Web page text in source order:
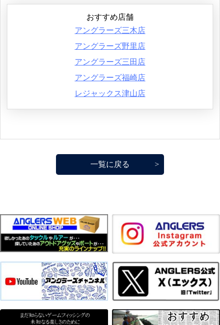
おすすめ店舗
アングラーズ三木店
アングラーズ野里店
アングラーズ三田店
アングラーズ福崎店
レジャックス津山店
一覧に戻る